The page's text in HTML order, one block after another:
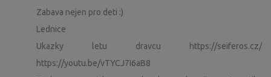
Zabava nejen pro deti :)
Lednice
Ukazky letu dravcu https://seiferos.cz/
https://youtu.be/vTYCJ7I6aB8